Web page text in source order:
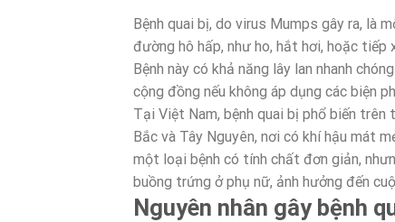
Bệnh quai bị, do virus Mumps gây ra, là
đường hô hấp, như ho, hắt hơi, hoặc
Bệnh này có khả năng lây lan nhanh
cộng đồng nếu không áp dụng các biện
Tại Việt Nam, bệnh quai bị phổ biến
Bắc và Tây Nguyên, nơi có khí hậu mát
một loại bệnh có tính chất đơn giản,
buồng trứng ở phụ nữ, ảnh hưởng đến
Nguyên nhân gây bệnh